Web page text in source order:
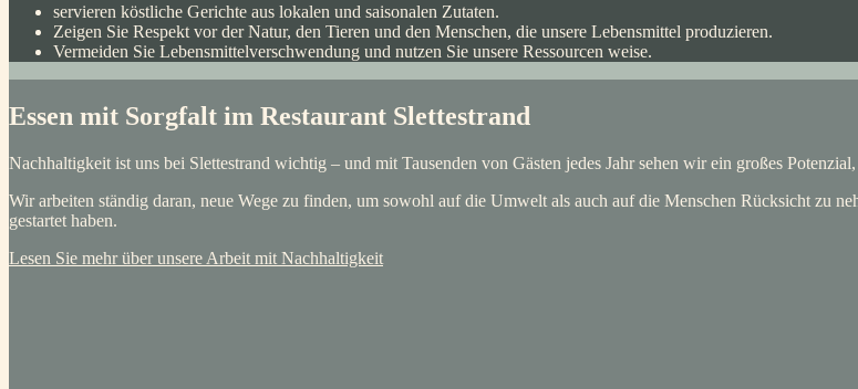
servieren köstliche Gerichte aus lokalen und saisonalen Zutaten.
Zeigen Sie Respekt vor der Natur, den Tieren und den Menschen, die unsere Lebensmittel produzieren.
Vermeiden Sie Lebensmittelverschwendung und nutzen Sie unsere Ressourcen weise.
Essen mit Sorgfalt im Restaurant Slettestrand
Nachhaltigkeit ist uns bei Slettestrand wichtig – und mit Tausenden von Gästen jedes Jahr sehen wir ein großes
Wir arbeiten ständig daran, neue Wege zu finden, um sowohl auf die Umwelt als auch auf die Menschen Rücksicht zu
gestartet haben.
Lesen Sie mehr über unsere Arbeit mit Nachhaltigkeit